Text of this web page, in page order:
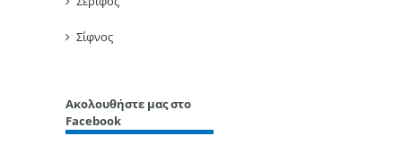
Σίφνος
Ακολουθήστε μας στο
Facebook